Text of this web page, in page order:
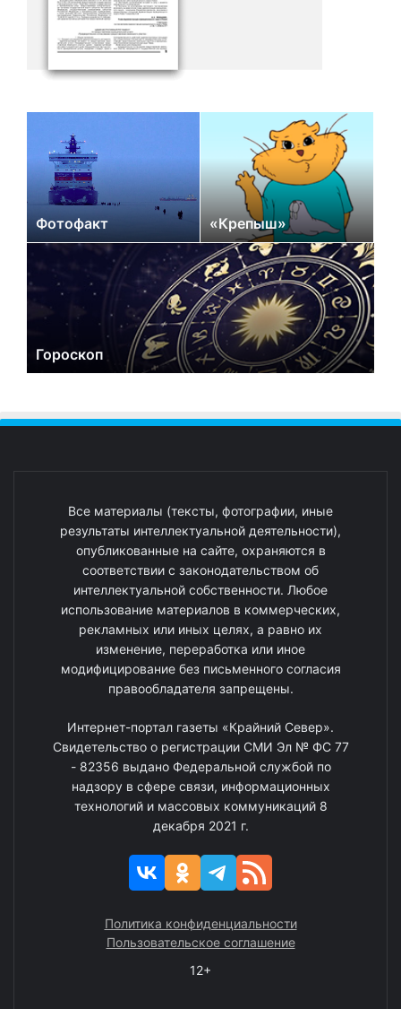
Фотофакт «Крепыш»
Гороскоп
Все материалы (тексты, фотографии, иные
результаты интеллектуальной деятельности),
опубликованные на сайте, охраняются в
соответствии с законодательством об
интеллектуальной собственности. Любое
использование материалов в коммерческих,
рекламных или иных целях, а равно их
изменение, переработка или иное
модифицирование без письменного согласия
правообладателя запрещены.
Интернет-портал газеты «Крайний Север».
Свидетельство о регистрации СМИ Эл № ФС 77
- 82356 выдано Федеральной службой по
надзору в сфере связи, информационных
технологий и массовых коммуникаций 8
декабря 2021 г.
Политика конфиденциальности
Пользовательское соглашение
12+